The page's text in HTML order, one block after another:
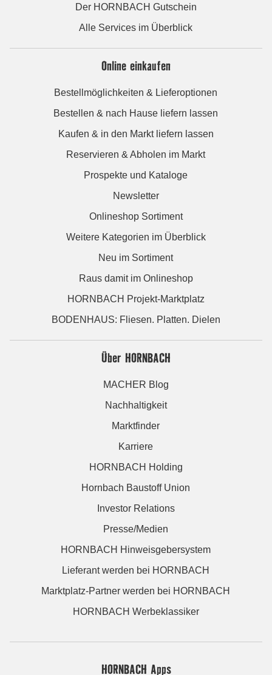
Der HORNBACH Gutschein
Alle Services im Überblick
Online einkaufen
Bestellmöglichkeiten & Lieferoptionen
Bestellen & nach Hause liefern lassen
Kaufen & in den Markt liefern lassen
Reservieren & Abholen im Markt
Prospekte und Kataloge
Newsletter
Onlineshop Sortiment
Weitere Kategorien im Überblick
Neu im Sortiment
Raus damit im Onlineshop
HORNBACH Projekt-Marktplatz
BODENHAUS: Fliesen. Platten. Dielen
Über HORNBACH
MACHER Blog
Nachhaltigkeit
Marktfinder
Karriere
HORNBACH Holding
Hornbach Baustoff Union
Investor Relations
Presse/Medien
HORNBACH Hinweisgebersystem
Lieferant werden bei HORNBACH
Marktplatz-Partner werden bei HORNBACH
HORNBACH Werbeklassiker
HORNBACH Apps